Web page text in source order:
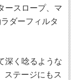
ースロープ、マ
ダーフィルタ
深く唸るような
ステージにもス